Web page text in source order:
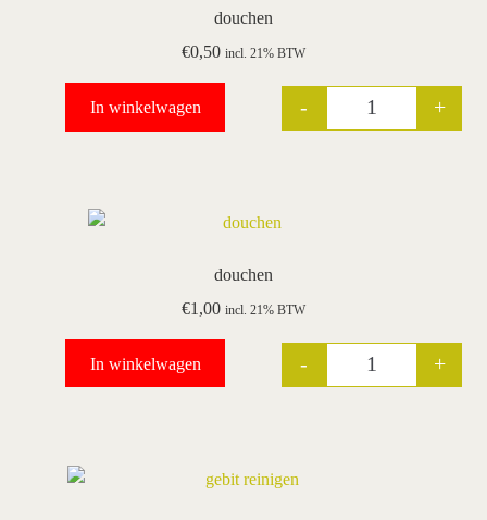
douchen
€0,50 incl. 21% BTW
Quantity
- +
In winkelwagen
douchen
€1,00 incl. 21% BTW
Quantity
- +
In winkelwagen